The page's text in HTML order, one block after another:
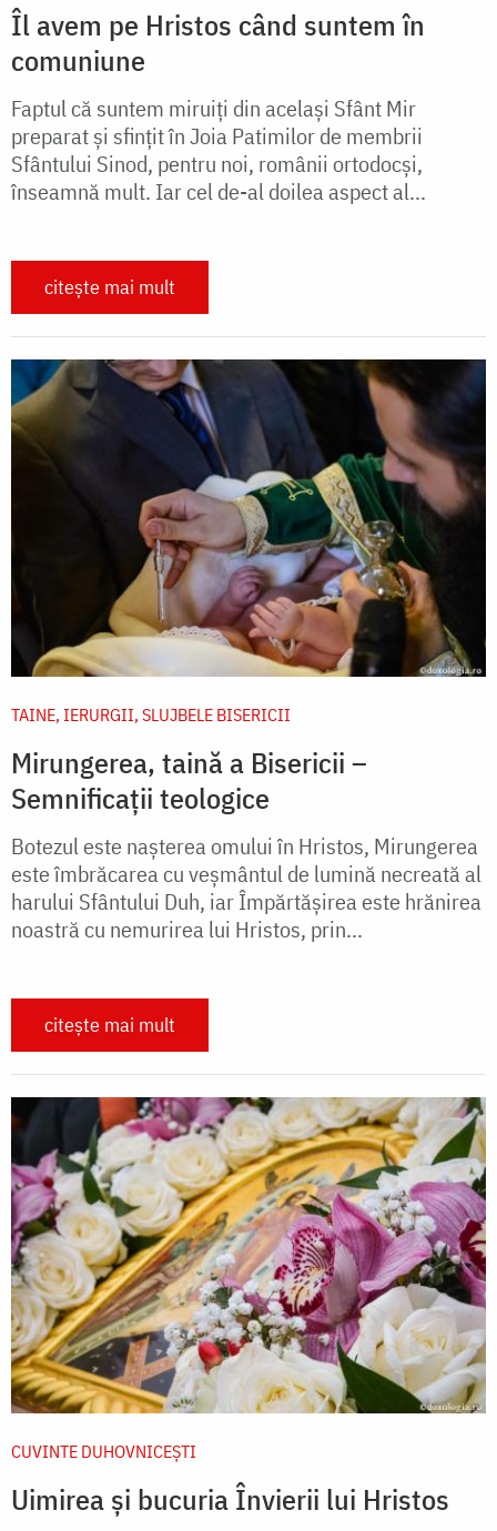
Îl avem pe Hristos când suntem în
comuniune
Faptul că suntem miruiți din același Sfânt Mir
preparat și sfințit în Joia Patimilor de membrii
Sfântului Sinod, pentru noi, românii ortodocși,
înseamnă mult. Iar cel de-al doilea aspect al...
citește mai mult
TAINE, IERURGII, SLUJBELE BISERICII
Mirungerea, taină a Bisericii –
Semnificații teologice
Botezul este naşterea omului în Hristos, Mirungerea
este îmbrăcarea cu veşmântul de lumină necreată al
harului Sfântului Duh, iar Împărtăşirea este hrănirea
noastră cu nemurirea lui Hristos, prin...
citește mai mult
CUVINTE DUHOVNICEȘTI
Uimirea și bucuria Învierii lui Hristos